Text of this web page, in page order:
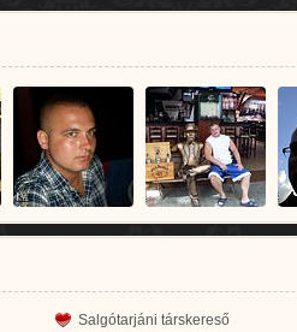
Salgótarjáni társkereső